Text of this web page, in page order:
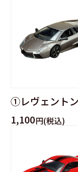
①レヴェントン
1,100円(税込)